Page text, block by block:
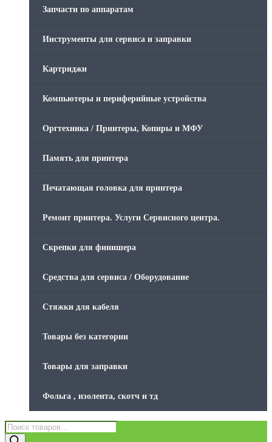
Запчасти по аппаратам
Инструменты для сервиса и заправки
Картриджи
Компьютеры и периферийные устройства
Оргтехника / Принтеры, Копиры и МФУ
Память для принтера
Печатающая головка для принтера
Ремонт принтера. Услуги Сервисного центра.
Скрепки для финишера
Средства для сервиса / Оборудование
Стяжки для кабеля
Товары без категории
Товары для заправки
Фольга , изолента, скотч и тд
Поиск
товаров